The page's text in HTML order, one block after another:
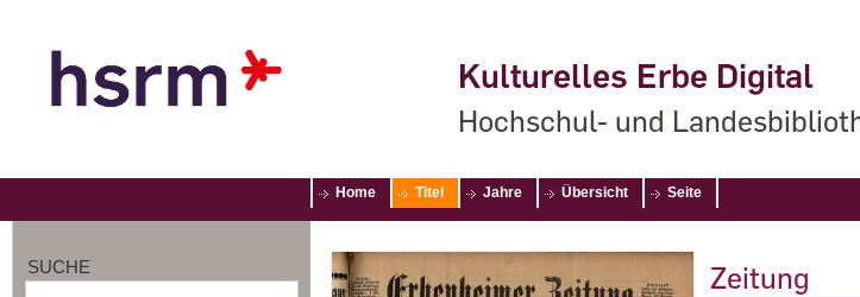
Kulturelles Erbe Digital
Hochschul- und
Home Titel Jahre Übersicht Seite
SUCHE Zeitung